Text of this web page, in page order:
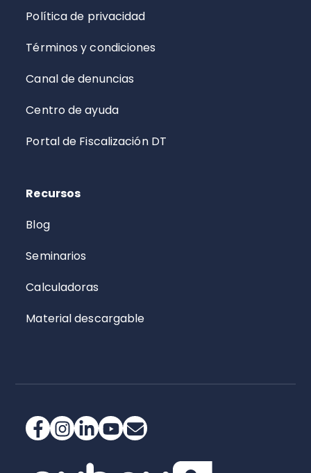
Política de privacidad
Términos y condiciones
Canal de denuncias
Centro de ayuda
Portal de Fiscalización DT
Recursos
Blog
Seminarios
Calculadoras
Material descargable